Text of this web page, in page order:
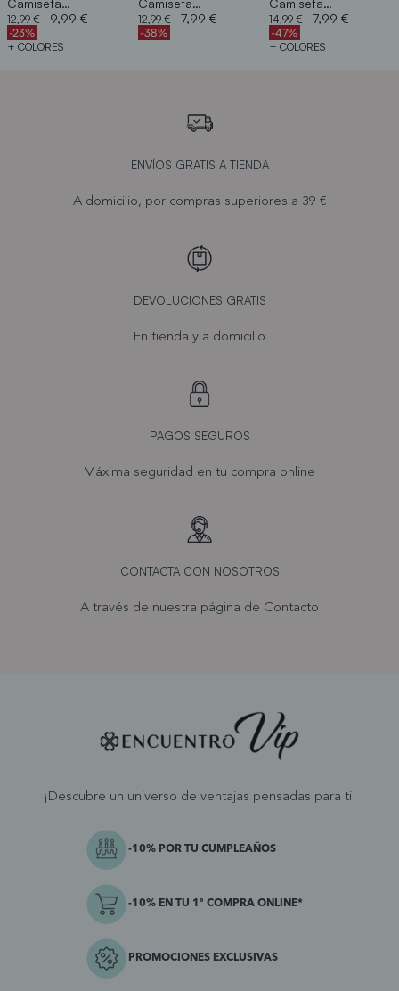
Price reduced from
12,99 €to9,99 €
-23%
+ COLORES
Price reduced from
12,99 €to7,99 €
-38%
Price reduced from
14,99 €to7,99 €
-47%
+ COLORES
ENVÍOS GRATIS A TIENDA
A domicilio, por compras superiores a 39 €
DEVOLUCIONES GRATIS
En tienda y a domicilio
PAGOS SEGUROS
Máxima seguridad en tu compra online
CONTACTA CON NOSOTROS
A través de nuestra página de Contacto
¡Descubre un universo de ventajas pensadas para ti!
-10% POR TU CUMPLEAÑOS
-10% EN TU 1ª COMPRA ONLINE*
PROMOCIONES EXCLUSIVAS